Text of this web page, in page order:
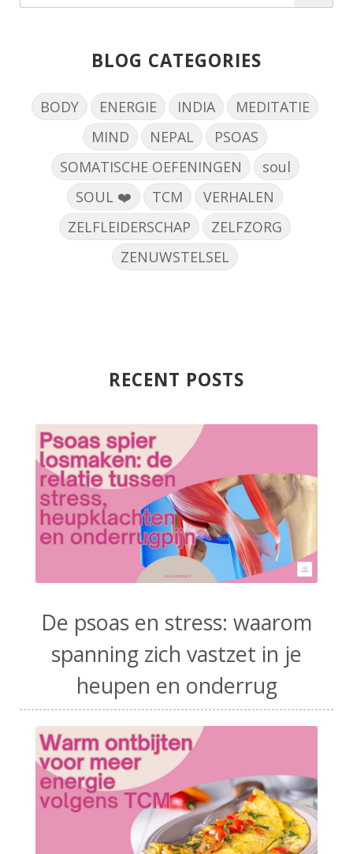
BLOG CATEGORIES
BODY ENERGIE INDIA
MEDITATIE
MIND
NEPAL
PSOAS
SOMATISCHE OEFENINGEN
soul
SOUL ❤️
TCM
VERHALEN
ZELFLEIDERSCHAP
ZELFZORG
ZENUWSTELSEL
RECENT POSTS
De psoas en stress: waarom
spanning zich vastzet in je
heupen en onderrug